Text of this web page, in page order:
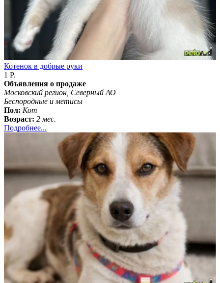
Котенок в добрые руки
1 Р.
Объявления о продаже
Московский регион, Северный АО
Беспородные и метисы
Пол: Кот
Возраст: 2 мес.
Подробнее...